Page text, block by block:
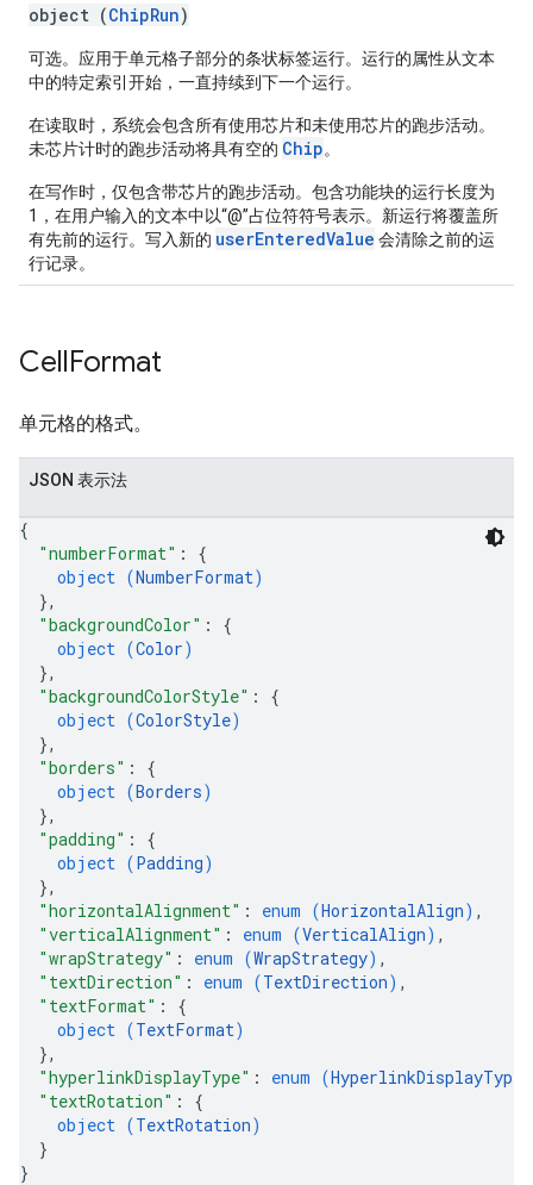
object (ChipRun)
可选。应用于单元格子部分的条状标签运行。运行的属性从文本
中的特定索引开始，一直持续到下一个运行。
在读取时，系统会包含所有使用芯片和未使用芯片的跑步活动。
未芯片计时的跑步活动将具有空的 Chip。
在写作时，仅包含带芯片的跑步活动。包含功能块的运行长度为
1，在用户输入的文本中以“@”占位符符号表示。新运行将覆盖所
有先前的运行。写入新的 userEnteredValue 会清除之前的运
行记录。
CellFormat
单元格的格式。
JSON 表示法
{
"numberFormat" : {
object (NumberFormat)
},
"backgroundColor" : {
object (Color)
},
"backgroundColorStyle" : {
object (ColorStyle)
},
"borders" : {
object (Borders)
},
"padding" : {
object (Padding)
},
"horizontalAlignment" : enum (HorizontalAlign) ,
"verticalAlignment" : enum (VerticalAlign) ,
"wrapStrategy" : enum (WrapStrategy) ,
"textDirection" : enum (TextDirection) ,
"textFormat" : {
object (TextFormat)
},
"hyperlinkDisplayType" : enum (HyperlinkDisplayType
"textRotation" : {
object (TextRotation)
}
}